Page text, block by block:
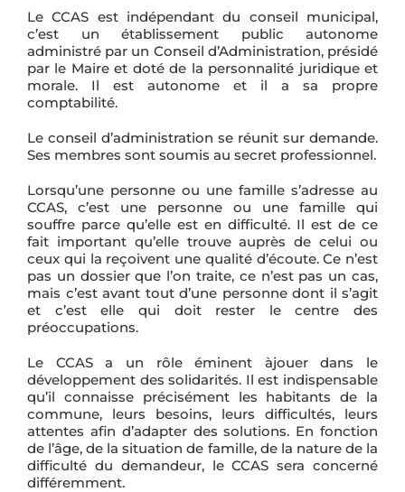
Le CCAS est indépendant du conseil municipal,
c’est un établissement public autonome
administré par un Conseil d’Administration, présidé
par le Maire et doté de la personnalité juridique et
morale. Il est autonome et il a sa propre
comptabilité.
Le conseil d’administration se réunit sur demande.
Ses membres sont soumis au secret professionnel.
Lorsqu’une personne ou une famille s’adresse au
CCAS, c’est une personne ou une famille qui
souffre parce qu’elle est en difficulté. Il est de ce
fait important qu’elle trouve auprès de celui ou
ceux qui la reçoivent une qualité d’écoute. Ce n’est
pas un dossier que l’on traite, ce n’est pas un cas,
mais c’est avant tout d’une personne dont il s’agit
et c’est elle qui doit rester le centre des
préoccupations.
Le CCAS a un rôle éminent àjouer dans le
développement des solidarités. Il est indispensable
qu’il connaisse précisément les habitants de la
commune, leurs besoins, leurs difficultés, leurs
attentes afin d’adapter des solutions. En fonction
de l’âge, de la situation de famille, de la nature de la
difficulté du demandeur, le CCAS sera concerné
différemment.
barre